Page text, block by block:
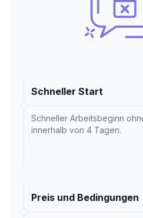
Schneller Start
Schneller Arbeitsbeginn
innerhalb von 4 Tagen.
Preis und Bedingungen